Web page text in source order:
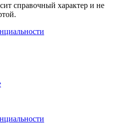
справочный характер и не